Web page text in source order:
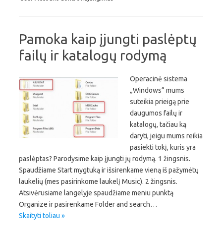
Pamoka kaip įjungti paslėptų
failų ir katalogų rodymą
Operacinė sistema
„Windows“ mums
suteikia prieigą prie
daugumos failų ir
katalogų, tačiau ką
daryti, jeigu mums reikia
pasiekti tokį, kuris yra
paslėptas? Parodysime kaip įjungti jų rodymą. 1 žingsnis.
Spaudžiame Start mygtuką ir išsirenkame vieną iš pažymėtų
laukelių (mes pasirinkome laukelį Music). 2 žingsnis.
Atsivėrusiame langelyje spaudžiame meniu punktą
Organize ir pasirenkame Folder and search…
Skaityti toliau »